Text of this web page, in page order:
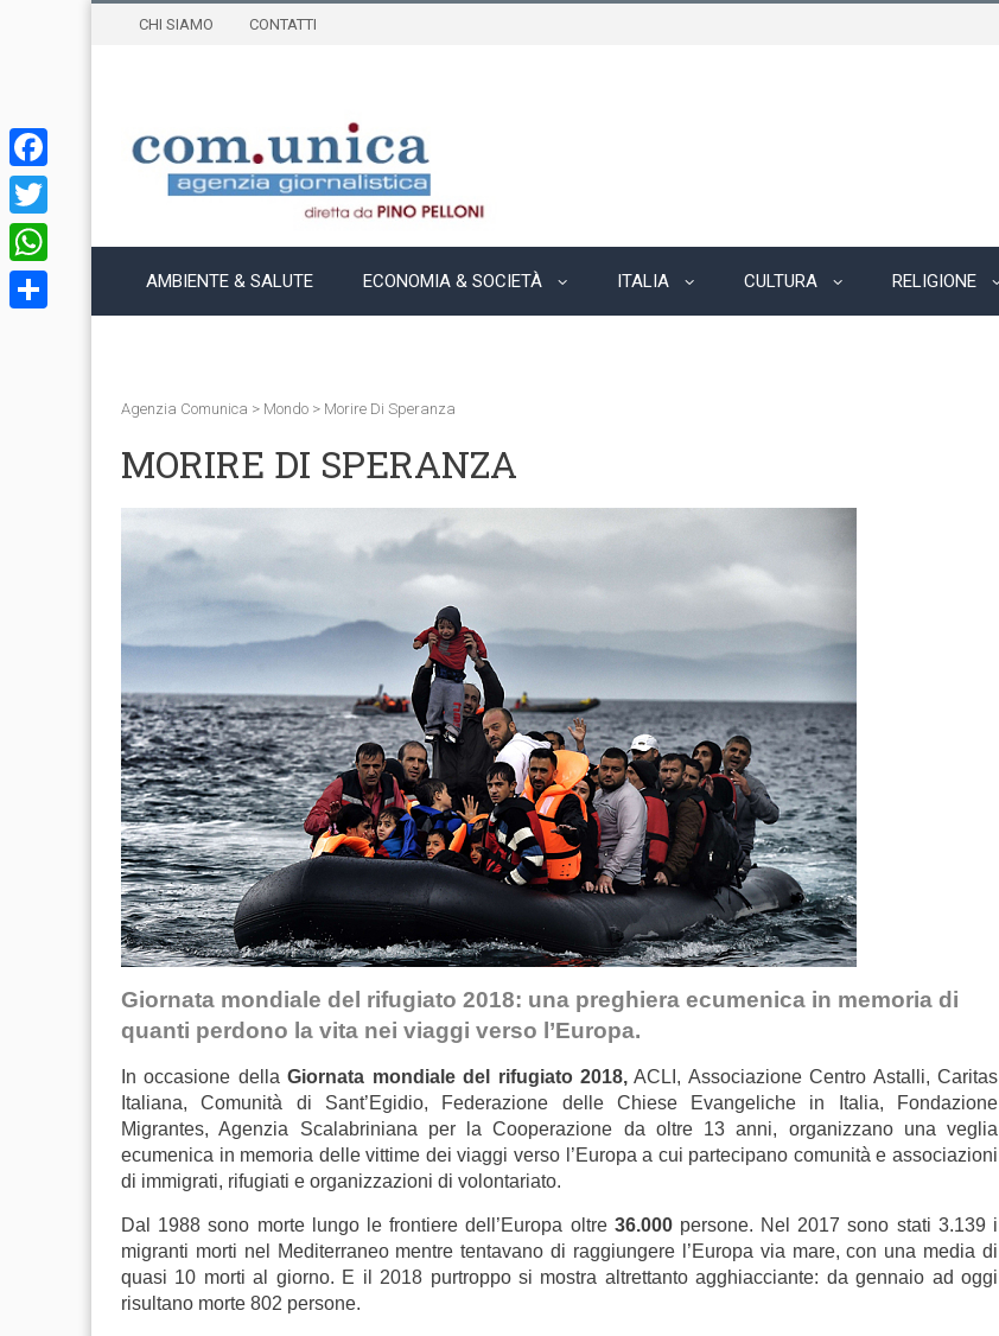
CHI SIAMO CONTATTI
AMBIENTE & SALUTE ECONOMIA & SOCIETÀ ITALIA CULTURA RELIGIONE
Agenzia Comunica > Mondo > Morire Di Speranza
MORIRE DI SPERANZA
Giornata mondiale del rifugiato 2018: una preghiera ecumenica in memoria di
quanti perdono la vita nei viaggi verso l’Europa.
In occasione dellaGiornata mondiale del rifugiato 2018,ACLI, Associazione Centro Astalli, Caritas
Italiana, Comunità di Sant’Egidio, Federazione delle Chiese Evangeliche in Italia, Fondazione
Migrantes, Agenzia Scalabriniana per la Cooperazione da oltre 13 anni, organizzano una veglia
ecumenica in memoria delle vittime dei viaggi verso l’Europa a cui partecipano comunità e associazioni
di immigrati, rifugiati e organizzazioni di volontariato.
Dal 1988 sono morte lungo le frontiere dell’Europa oltre 36.000 persone. Nel 2017 sono stati 3.139 i
migranti morti nel Mediterraneo mentre tentavano di raggiungere l’Europa via mare, con una media di
quasi 10 morti al giorno. E il 2018 purtroppo si mostra altrettanto agghiacciante: da gennaio ad oggi
risultano morte 802 persone.
Facebook
Twitter
WhatsApp